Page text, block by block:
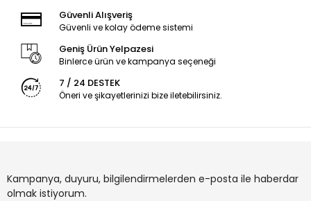
Güvenli Alışveriş
Güvenli ve kolay ödeme sistemi
Geniş Ürün Yelpazesi
Binlerce ürün ve kampanya seçeneği
7 / 24 DESTEK
Öneri ve şikayetlerinizi bize iletebilirsiniz.
Kampanya, duyuru, bilgilendirmelerden e-posta ile haberdar
olmak istiyorum.